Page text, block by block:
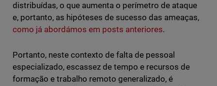
distribuídas, o que aumenta o perímetro de ataque
e, portanto, as hipóteses de sucesso das ameaças,
como já abordámos em posts anteriores.
Portanto, neste contexto de falta de pessoal
especializado, escassez de tempo e recursos de
formação e trabalho remoto generalizado, é